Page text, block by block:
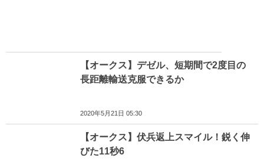
【オークス】デゼル、短期間で2度目の
長距離輸送克服できるか
2020年5月21日 05:30
【オークス】伏兵返上スマイル！鋭く伸
びた11秒6